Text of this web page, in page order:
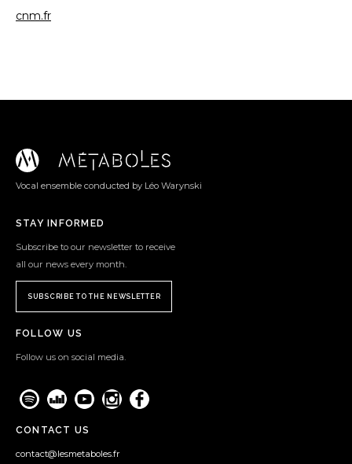
cnm.fr
Vocal ensemble conducted by Léo Warynski
STAY INFORMED
Subscribe to our newsletter to receive
all our news every month.
SUBSCRIBE TO THE NEWSLETTER
FOLLOW US
Follow us on social media.
CONTACT US
contact@lesmetaboles.fr